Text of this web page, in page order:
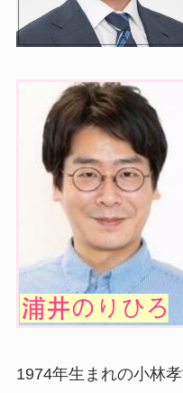
1974年生まれの小林